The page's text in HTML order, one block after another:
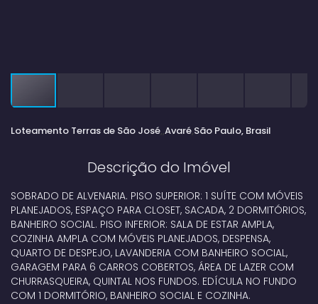
Loteamento Terras de São José Avaré São Paulo, Brasil
Descrição do Imóvel
SOBRADO DE ALVENARIA. PISO SUPERIOR: 1 SUÍTE COM MÓVEIS
PLANEJADOS, ESPAÇO PARA CLOSET, SACADA, 2 DORMITÓRIOS,
BANHEIRO SOCIAL. PISO INFERIOR: SALA DE ESTAR AMPLA,
COZINHA AMPLA COM MÓVEIS PLANEJADOS, DESPENSA,
QUARTO DE DESPEJO, LAVANDERIA COM BANHEIRO SOCIAL,
GARAGEM PARA 6 CARROS COBERTOS, ÁREA DE LAZER COM
CHURRASQUEIRA, QUINTAL NOS FUNDOS. EDÍCULA NO FUNDO
COM 1 DORMITÓRIO, BANHEIRO SOCIAL E COZINHA.